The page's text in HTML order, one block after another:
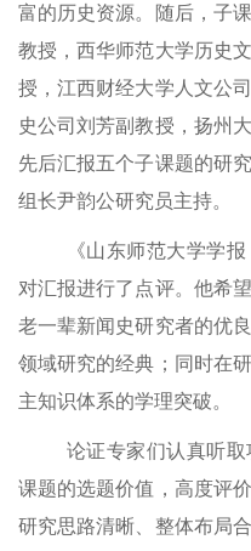
富的历史资源。
随后，子
教授，西华师范大学历史
授，江西财经大学 人文公
史公司刘芳副教授，扬州
先后汇报五个子课题的研
组长尹韵公研究员主持。
《山东师范大学学
对汇报进行了点评。他希
老一辈新闻史研究者的优
领域研究的经典；同时在
主知识体系的学理突破。
论证专家们认真听
课题的选题价值，高度评
研究思路清晰、整体布局